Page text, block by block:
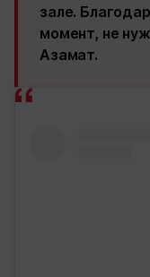
зале.
момент, не
Азамат.